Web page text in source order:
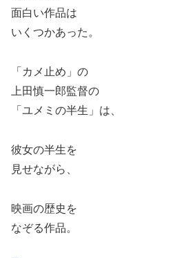
面白い作品は
いくつかあった。
「カメ止め」の
上田慎一郎監督の
「ユメミの半生」は、
彼女の半生を
見せながら、
映画の歴史を
なぞる作品。